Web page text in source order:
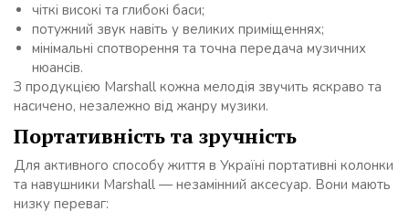
чіткі високі та глибокі баси;
потужний звук навіть у великих приміщеннях;
мінімальні спотворення та точна передача музичних
нюансів.
З продукцією Marshall кожна мелодія звучить яскраво та
насичено, незалежно від жанру музики.
Портативність та зручність
Для активного способу життя в Україні портативні колонки
та навушники Marshall — незамінний аксесуар. Вони мають
низку переваг: